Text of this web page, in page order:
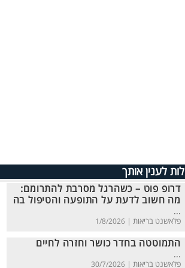
לענין אותך
דרופ פוט – כשהרגל מסרבת להתרומם:
מה חשוב לדעת על התופעה והטיפול בה
...
פלאשנט בריאות | 1/8/2026
התמוטטה בחדר כושר וחזרה לחיים
...
פלאשנט בריאות | 30/7/2026